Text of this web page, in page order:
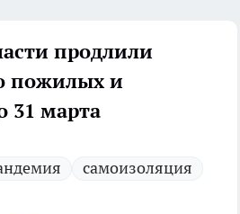
продлили
пожилых и
31 марта
самоизоляция